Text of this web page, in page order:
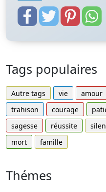
Tags populaires
Autre tags vie amour
trahison
courage
sagesse
réussite
mort
famille
Thémes